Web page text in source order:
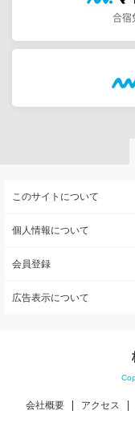
合宿
このサイトについて
個人情報について
会員登録
広告表示について
会社概要 アクセス